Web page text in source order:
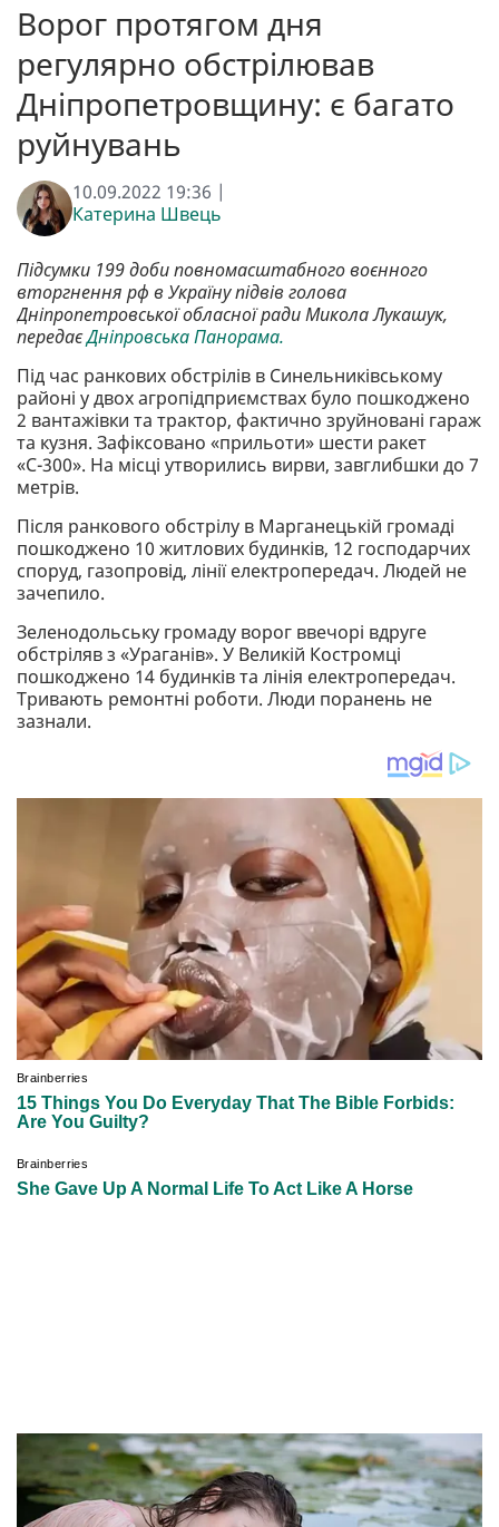
Ворог протягом дня
регулярно обстрілював
Дніпропетровщину: є багато
руйнувань
10.09.2022 19:36 |
Катерина Швець
Підсумки 199 доби повномасштабного воєнного
вторгнення рф в Україну підвів голова
Дніпропетровської обласної ради Микола Лукашук,
передаєДніпровська Панорама.
Під час ранкових обстрілів в Синельниківському
районі у двох агропідприємствах було пошкоджено
2 вантажівки та трактор, фактично зруйновані гараж
та кузня. Зафіксовано «прильоти» шести ракет
«С-300». На місці утворились вирви, завглибшки до 7
метрів.
Після ранкового обстрілу в Марганецькій громаді
пошкоджено 10 житлових будинків, 12 господарчих
споруд, газопровід, лінії електропередач. Людей не
зачепило.
Зеленодольську громаду ворог ввечорі вдруге
обстріляв з «Ураганів». У Великій Костромці
пошкоджено 14 будинків та лінія електропередач.
Тривають ремонтні роботи. Люди поранень не
зазнали.